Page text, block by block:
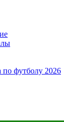
футболу 2026